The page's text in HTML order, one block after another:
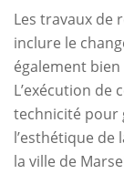
Les travaux de
inclure le
également
L’exécution de
technicité pour
l’esthétique de
la ville de